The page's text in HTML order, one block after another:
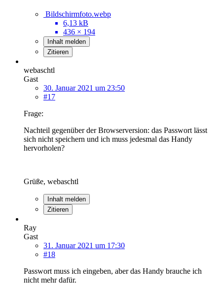
Bildschirmfoto.webp
6,13 kB
436 × 194
Inhalt melden
Zitieren
webaschtl
Gast
30. Januar 2021 um 23:50
#17
Frage:
Nachteil gegenüber der Browserversion: das Passwort lässt
sich nicht speichern und ich muss jedesmal das Handy
hervorholen?
Grüße, webaschtl
Inhalt melden
Zitieren
Ray
Gast
31. Januar 2021 um 17:30
#18
Passwort muss ich eingeben, aber das Handy brauche ich
nicht mehr dafür.